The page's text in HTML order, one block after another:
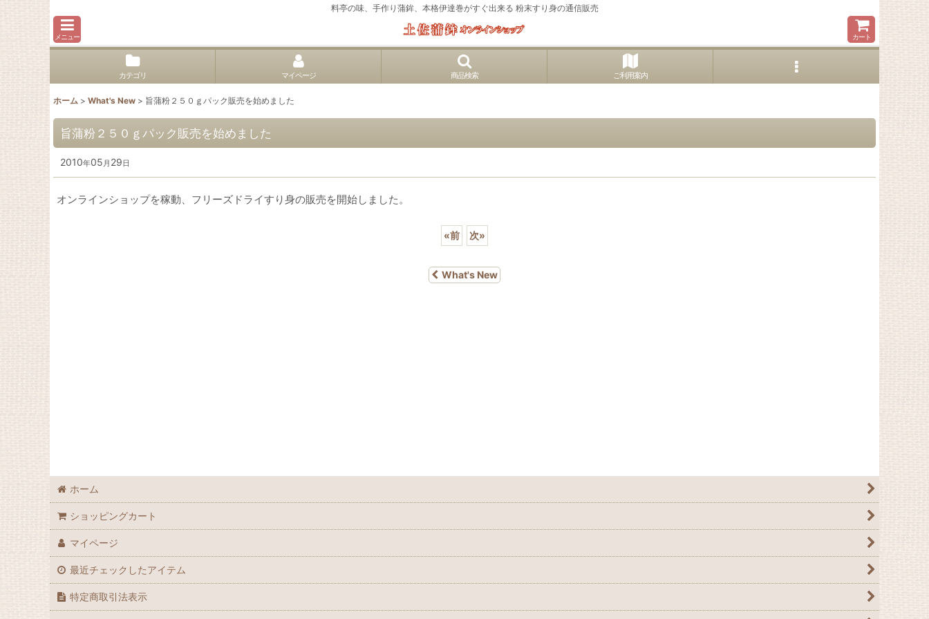
料亭の味、手作り蒲鉾、本格伊達巻がすぐ出来る 粉末すり身の通信販売
メニュー カート
カテゴリ マイページ 商品検索 ご利用案内
ホーム > What's New > 旨蒲粉２５０ｇパック販売を始めました
旨蒲粉２５０ｇパック販売を始めました
2010年05 月 29日
オンラインショップを稼動、フリーズドライすり身の販売を開始しました。
«前 次»
What's New
ホーム
ショッピングカート
マイページ
最近チェックしたアイテム
特定商取引法表示